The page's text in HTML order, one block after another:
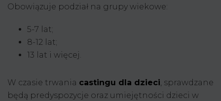
Obowiązuje podział na grupy wiekowe:
5-7 lat;
8-12 lat;
13 lat i więcej.
W czasie trwania castingu dla dzieci, sprawdzane
będą predyspozycje oraz umiejętności dzieci w